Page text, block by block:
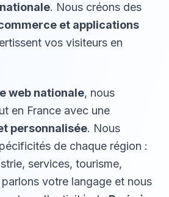
. Nous créons des
et applications
vos visiteurs en
web nationale, nous
en France avec une
personnalisée. Nous
de chaque région :
services, tourisme,
votre langage et nous